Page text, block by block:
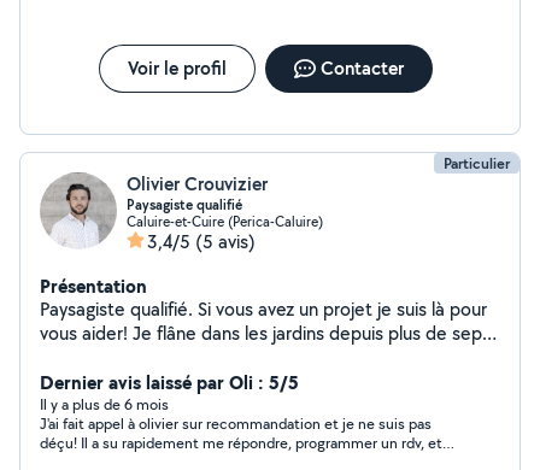
Voir le profil Contacter
Particulier
Olivier Crouvizier
Paysagiste qualifié
Caluire-et-Cuire (Perica-Caluire)
3,4/5 (5 avis)
Présentation
Paysagiste qualifié. Si vous avez un projet je suis là pour
vous aider! Je flâne dans les jardins depuis plus de sept
Dernier avis laissé par Oli : 5/5
Il y a plus de 6 mois
J'ai fait appel à olivier sur recommandation et je ne suis pas
déçu! Il a su rapidement me répondre, programmer un rdv, et